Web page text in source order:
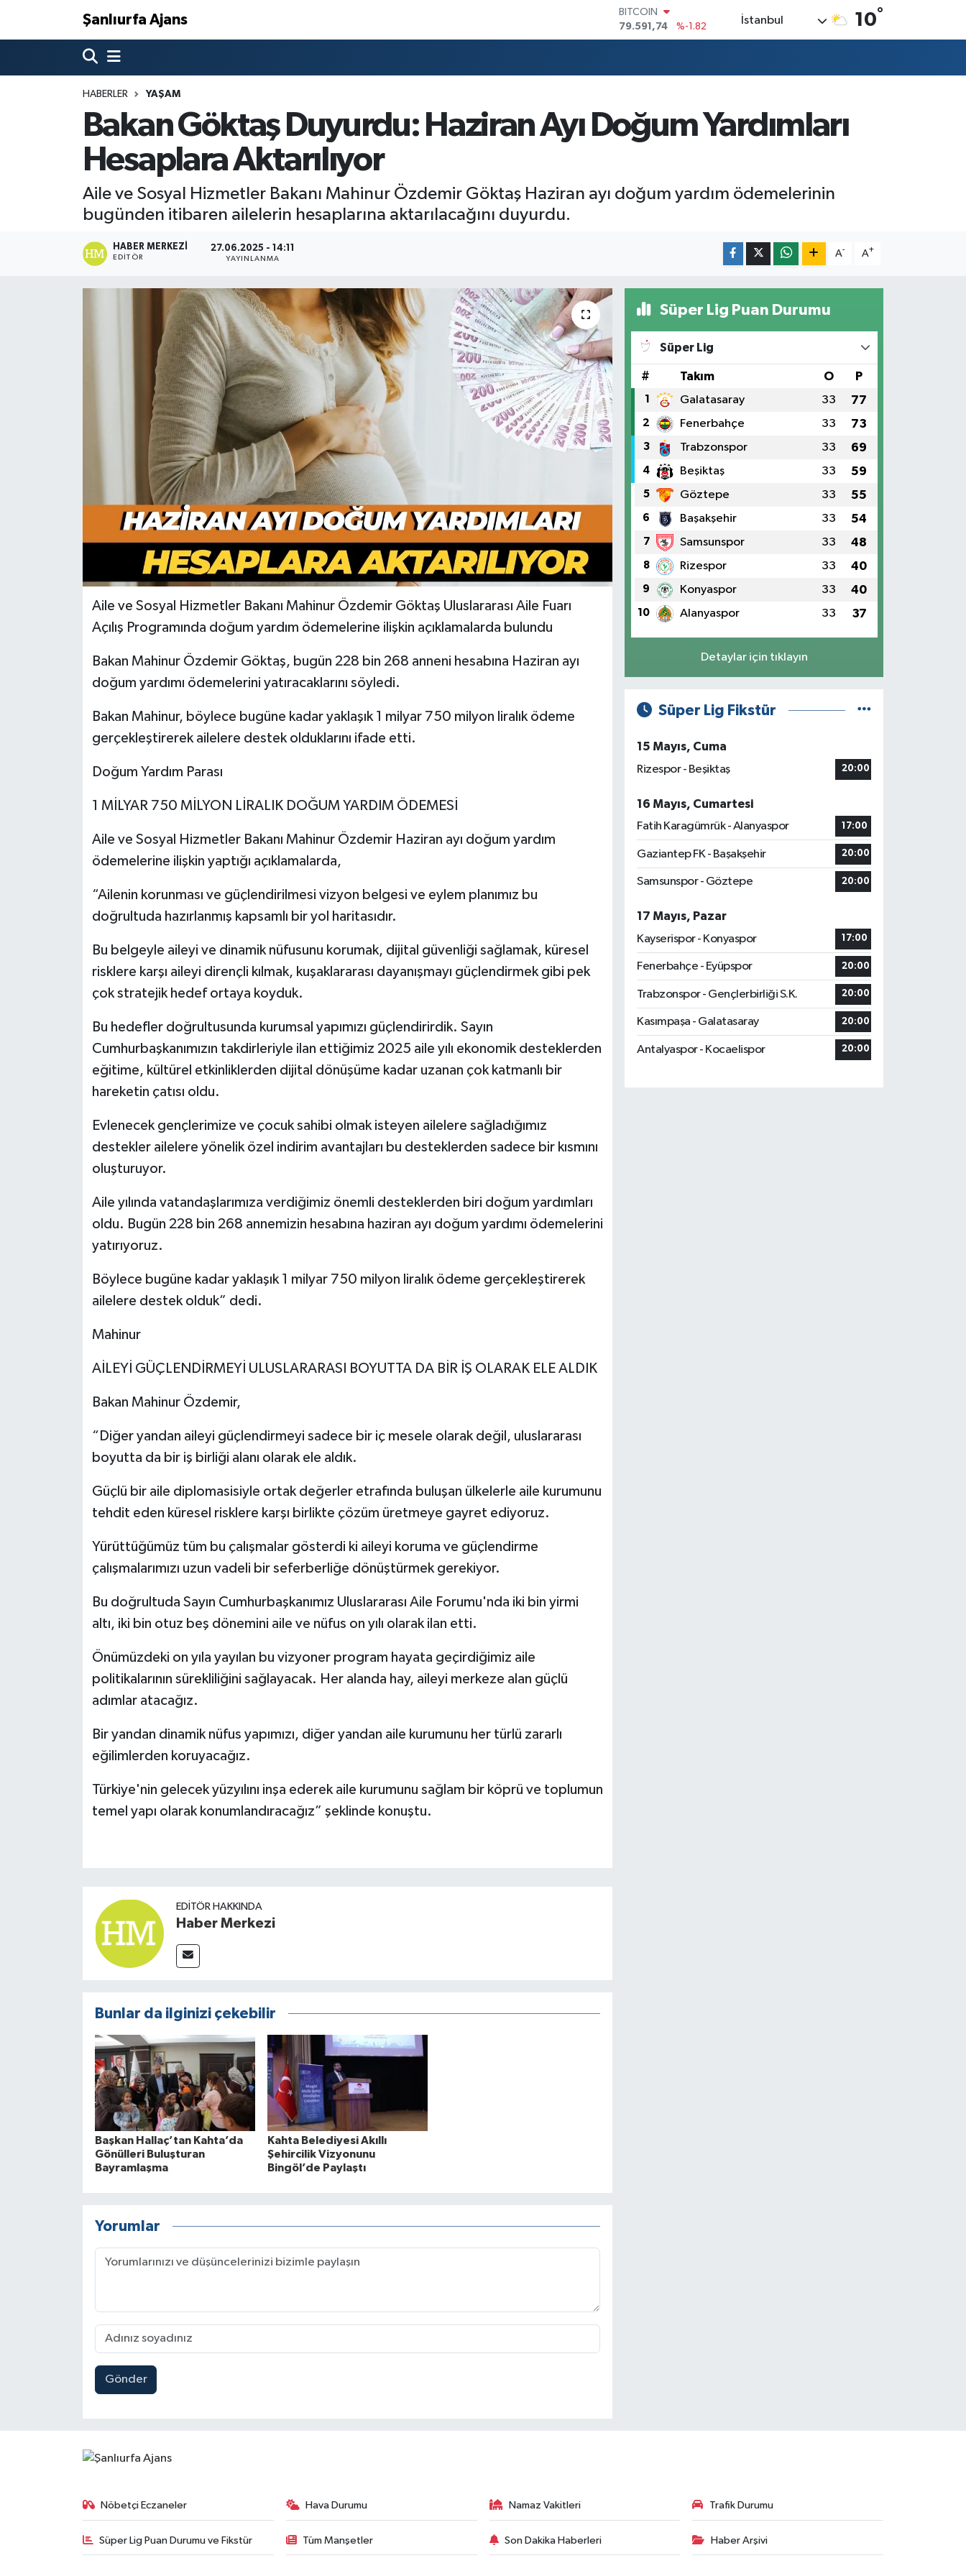
Şanlıurfa Ajans
BITCOIN
79.591,74
%-1.82
DOLAR
61,60380
G.ALTIN
6862,09000
İstanbul 10°
HABERLER YAŞAM
Bakan Göktaş Duyurdu: Haziran Ayı Doğum Yardımları
Hesaplara Aktarılıyor
Aile ve Sosyal Hizmetler Bakanı Mahinur Özdemir Göktaş Haziran ayı doğum yardım ödemelerinin
bugünden itibaren ailelerin hesaplarına aktarılacağını duyurdu.
HABER MERKEZI
EDITÖR
27.06.2025 - 14:11
YAYINLANMA
A- A+
Aile ve Sosyal Hizmetler Bakanı Mahinur Özdemir Göktaş Uluslararası Aile Fuarı
Açılış Programında doğum yardım ödemelerine ilişkin açıklamalarda bulundu
Bakan Mahinur Özdemir Göktaş, bugün 228 bin 268 anneni hesabına Haziran ayı
doğum yardımı ödemelerini yatıracaklarını söyledi.
Bakan Mahinur, böylece bugüne kadar yaklaşık 1 milyar 750 milyon liralık ödeme
gerçekleştirerek ailelere destek olduklarını ifade etti.
Doğum Yardım Parası
1 MİLYAR 750 MİLYON LİRALIK DOĞUM YARDIM ÖDEMESİ
Aile ve Sosyal Hizmetler Bakanı Mahinur Özdemir Haziran ayı doğum yardım
ödemelerine ilişkin yaptığı açıklamalarda,
“Ailenin korunması ve güçlendirilmesi vizyon belgesi ve eylem planımız bu
doğrultuda hazırlanmış kapsamlı bir yol haritasıdır.
Bu belgeyle aileyi ve dinamik nüfusunu korumak, dijital güvenliği sağlamak, küresel
risklere karşı aileyi dirençli kılmak, kuşaklararası dayanışmayı güçlendirmek gibi pek
çok stratejik hedef ortaya koyduk.
Bu hedefler doğrultusunda kurumsal yapımızı güçlendirirdik. Sayın
Cumhurbaşkanımızın takdirleriyle ilan ettiğimiz 2025 aile yılı ekonomik desteklerden
eğitime, kültürel etkinliklerden dijital dönüşüme kadar uzanan çok katmanlı bir
hareketin çatısı oldu.
Evlenecek gençlerimize ve çocuk sahibi olmak isteyen ailelere sağladığımız
destekler ailelere yönelik özel indirim avantajları bu desteklerden sadece bir kısmını
oluşturuyor.
Aile yılında vatandaşlarımıza verdiğimiz önemli desteklerden biri doğum yardımları
oldu. Bugün 228 bin 268 annemizin hesabına haziran ayı doğum yardımı ödemelerini
yatırıyoruz.
Böylece bugüne kadar yaklaşık 1 milyar 750 milyon liralık ödeme gerçekleştirerek
ailelere destek olduk” dedi.
Mahinur
AİLEYİ GÜÇLENDİRMEYİ ULUSLARARASI BOYUTTA DA BİR İŞ OLARAK ELE ALDIK
Bakan Mahinur Özdemir,
“Diğer yandan aileyi güçlendirmeyi sadece bir iç mesele olarak değil, uluslararası
boyutta da bir iş birliği alanı olarak ele aldık.
Güçlü bir aile diplomasisiyle ortak değerler etrafında buluşan ülkelerle aile kurumunu
tehdit eden küresel risklere karşı birlikte çözüm üretmeye gayret ediyoruz.
Yürüttüğümüz tüm bu çalışmalar gösterdi ki aileyi koruma ve güçlendirme
çalışmalarımızı uzun vadeli bir seferberliğe dönüştürmek gerekiyor.
Bu doğrultuda Sayın Cumhurbaşkanımız Uluslararası Aile Forumu'nda iki bin yirmi
altı, iki bin otuz beş dönemini aile ve nüfus on yılı olarak ilan etti.
Önümüzdeki on yıla yayılan bu vizyoner program hayata geçirdiğimiz aile
politikalarının sürekliliğini sağlayacak. Her alanda hay, aileyi merkeze alan güçlü
adımlar atacağız.
Bir yandan dinamik nüfus yapımızı, diğer yandan aile kurumunu her türlü zararlı
eğilimlerden koruyacağız.
Türkiye'nin gelecek yüzyılını inşa ederek aile kurumunu sağlam bir köprü ve toplumun
temel yapı olarak konumlandıracağız” şeklinde konuştu.
EDITÖR HAKKINDA
Haber Merkezi
Bunlar da ilginizi çekebilir
Başkan Hallaç’tan Kahta’da
Gönülleri Buluşturan
Bayramlaşma
Kahta Belediyesi Akıllı
Şehircilik Vizyonunu
Bingöl’de Paylaştı
Yorumlar
Gönder
Süper Lig Puan Durumu
Süper Lig
# Takım O P
1 Galatasaray 33 77
2 Fenerbahçe 33 73
3 Trabzonspor 33 69
4 Beşiktaş 33 59
5 Göztepe 33 55
6 Başakşehir 33 54
7 Samsunspor 33 48
8 Rizespor 33 40
9 Konyaspor 33 40
10 Alanyaspor 33 37
Detaylar için tıklayın
Süper Lig Fikstür
15 Mayıs, Cuma
Rizespor - Beşiktaş
20:00
16 Mayıs, Cumartesi
Fatih Karagümrük - Alanyaspor
17:00
Gaziantep FK - Başakşehir 20:00
Samsunspor - Göztepe 20:00
17 Mayıs, Pazar
Kayserispor - Konyaspor
17:00
Fenerbahçe - Eyüpspor 20:00
Trabzonspor - Gençlerbirliği S.K. 20:00
Kasımpaşa - Galatasaray 20:00
Antalyaspor - Kocaelispor 20:00
Nöbetçi Eczaneler Hava Durumu Namaz Vakitleri Trafik Durumu
Süper Lig Puan Durumu ve Fikstür Tüm Manşetler Son Dakika Haberleri Haber Arşivi
Nöbetçi Eczaneler
Hava Durumu
Namaz Vakitleri
Trafik Durumu
Süper Lig Puan Durumu ve Fikstür